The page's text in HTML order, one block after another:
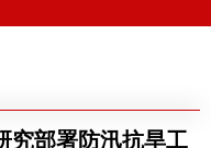
究部署防汛抗旱工